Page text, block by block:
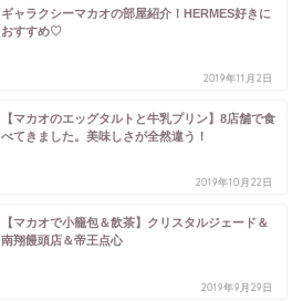
ギャラクシーマカオの部屋紹介！HERMES好きに
おすすめ♡
2019年11月2日
【マカオのエッグタルトと牛乳プリン】8店舗で食
べてきました。美味しさが全然違う！
2019年10月22日
【マカオで小籠包＆飲茶】クリスタルジェード＆
南翔饅頭店＆帝王点心
2019年9月29日